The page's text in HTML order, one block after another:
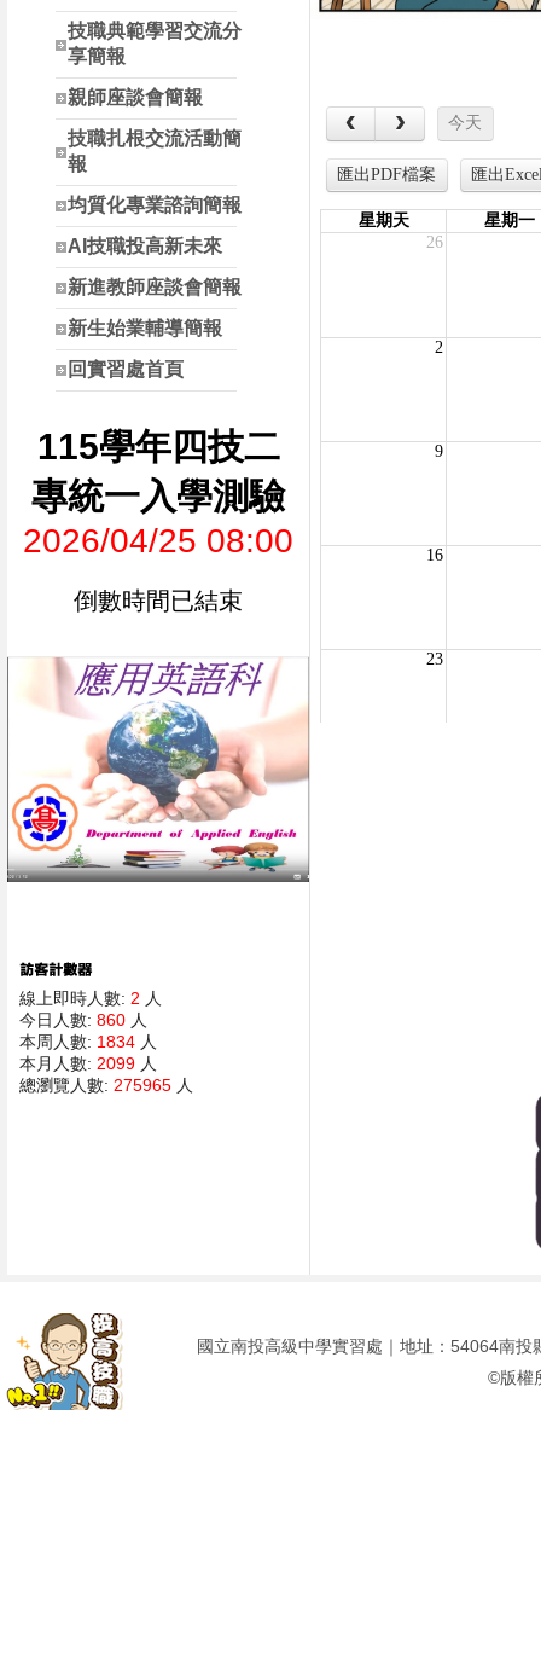
技職典範學習交流分
享簡報
親師座談會簡報
技職扎根交流活動簡
報
均質化專業諮詢簡報
AI技職投高新未來
新進教師座談會簡報
新生始業輔導簡報
回實習處首頁
115學年四技二
專統一入學測驗
2026/04/25 08:00
倒數時間已結束
線上即時人數: 2 人
今日人數: 860 人
本周人數: 1834 人
本月人數: 2099 人
總瀏覽人數: 275965 人
國立南投高級中學實習處｜地址：54064南
©版權